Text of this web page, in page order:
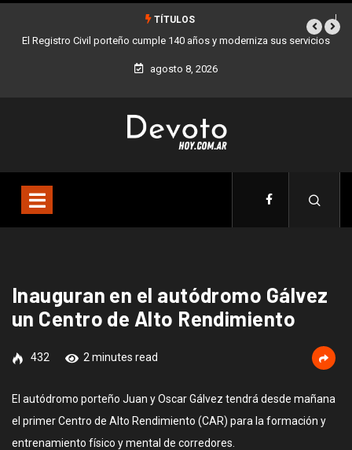
TÍTULOS
El Registro Civil porteño cumple 140 años y moderniza sus servicios
agosto 8, 2026
Inauguran en el autódromo Gálvez
un Centro de Alto Rendimiento
432 2 minutes read
El autódromo porteño Juan y Oscar Gálvez tendrá desde mañana
el primer Centro de Alto Rendimiento (CAR) para la formación y
entrenamiento físico y mental de corredores.